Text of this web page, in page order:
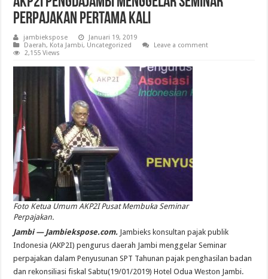
Perpajakan Pertama Kali
jambiekspose
Januari 19, 2019
Daerah, Kota Jambi, Uncategorized
Leave a comment
2,155 Views
Foto Ketua Umum AKP2I Pusat Membuka Seminar
Perpajakan.
Jambi — Jambiekspose.com. Jambieks konsultan pajak publik
Indonesia (AKP2I) pengurus daerah Jambi menggelar Seminar
perpajakan dalam Penyusunan SPT Tahunan pajak penghasilan badan
dan rekonsiliasi fiskal Sabtu(19/01/2019) Hotel Odua Weston Jambi.